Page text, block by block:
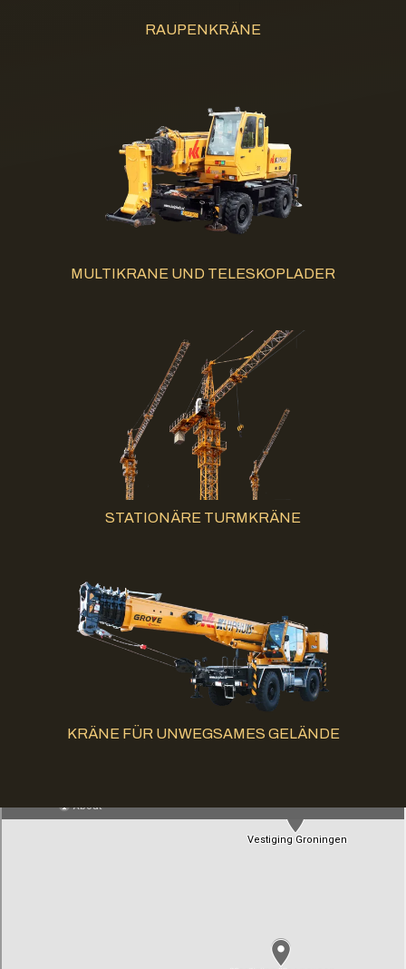
RAUPENKRÄNE
MULTIKRANE UND TELESKOPLADER
STATIONÄRE TURMKRÄNE
KRÄNE FÜR UNWEGSAMES GELÄNDE